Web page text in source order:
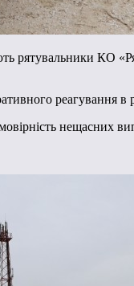
рятувальники
реагування в
нещасних